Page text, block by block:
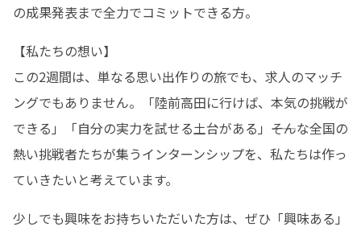
の成果発表まで全力でコミットできる方。
【私たちの想い】
この2週間は、単なる思い出作りの旅でも、求人のマッチ
ングでもありません。「陸前高田に行けば、本気の挑戦が
できる」「自分の実力を試せる土台がある」――そんな全国の
熱い挑戦者たちが集うインターンシップを、私たちは作っ
ていきたいと考えています。
少しでも興味をお持ちいただいた方は、ぜひ「興味ある」